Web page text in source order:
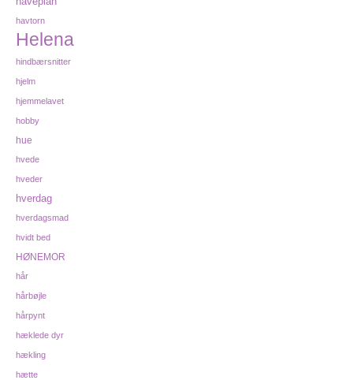
havtorn
Helena
hindbærsnitter
hjelm
hjemmelavet
hobby
hue
hvede
hveder
hverdag
hverdagsmad
hvidt bed
HØNEMOR
hår
hårbøjle
hårpynt
hæklede dyr
hækling
hætte